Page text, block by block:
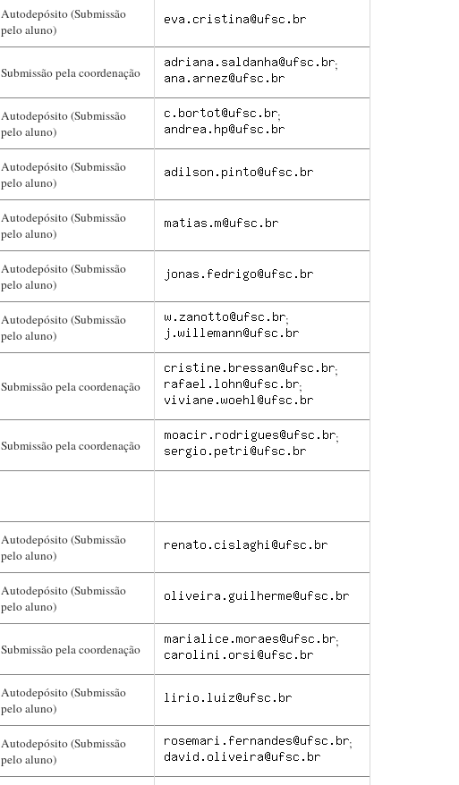
Autodepósito (Submissão
pelo aluno)
Submissão pela coordenação ;
Autodepósito (Submissão
pelo aluno)
;
Autodepósito (Submissão
pelo aluno)
Autodepósito (Submissão
pelo aluno)
Autodepósito (Submissão
pelo aluno)
Autodepósito (Submissão
pelo aluno)
;
Submissão pela coordenação
;
;
Submissão pela coordenação ;
Autodepósito (Submissão
pelo aluno)
Autodepósito (Submissão
pelo aluno)
Submissão pela coordenação ;
Autodepósito (Submissão
pelo aluno)
Autodepósito (Submissão
pelo aluno)
;